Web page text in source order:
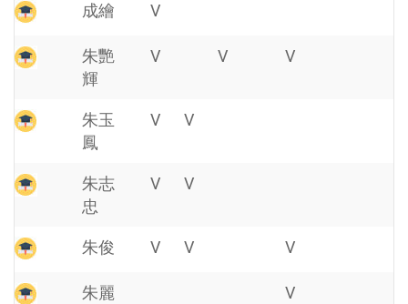
成繪 V
朱艷
輝
V V V
朱玉
鳳
V V
朱志
忠
V V
朱俊 V V V
朱麗
V